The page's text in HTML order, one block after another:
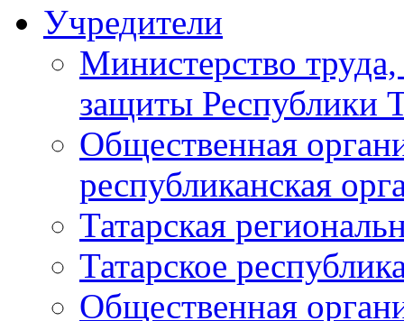
Учредители
Министерство
защиты Республики
Общественная
республиканская
Татарская
Татарское
Общественная